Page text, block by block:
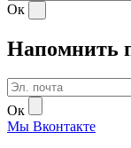
Ок
Напомнить
Ок
Мы Вконтакте